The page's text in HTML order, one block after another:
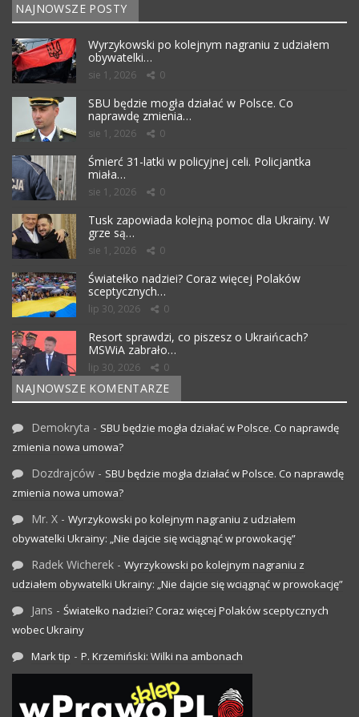
NAJNOWSZE POSTY
Wyrzykowski po kolejnym nagraniu z udziałem
obywatelki…
sie 1, 2026 0
SBU będzie mogła działać w Polsce. Co
naprawdę zmienia…
sie 1, 2026 0
Śmierć 31-latki w policyjnej celi. Policjantka
miała…
sie 1, 2026 0
Tusk zapowiada kolejną pomoc dla Ukrainy. W
grze są…
sie 1, 2026 0
Światełko nadziei? Coraz więcej Polaków
sceptycznych…
lip 30, 2026 0
Resort sprawdzi, co piszesz o Ukraińcach?
MSWiA zabrało…
lip 30, 2026 0
NAJNOWSZE KOMENTARZE
Demokryta - SBU będzie mogła działać w Polsce. Co naprawdę
zmienia nowa umowa?
Dozdrajców - SBU będzie mogła działać w Polsce. Co naprawdę
zmienia nowa umowa?
Mr. X - Wyrzykowski po kolejnym nagraniu z udziałem
obywatelki Ukrainy: „Nie dajcie się wciągnąć w prowokację”
Radek Wicherek - Wyrzykowski po kolejnym nagraniu z
udziałem obywatelki Ukrainy: „Nie dajcie się wciągnąć w prowokację”
Jans - Światełko nadziei? Coraz więcej Polaków sceptycznych
wobec Ukrainy
Mark tip - P. Krzemiński: Wilki na ambonach